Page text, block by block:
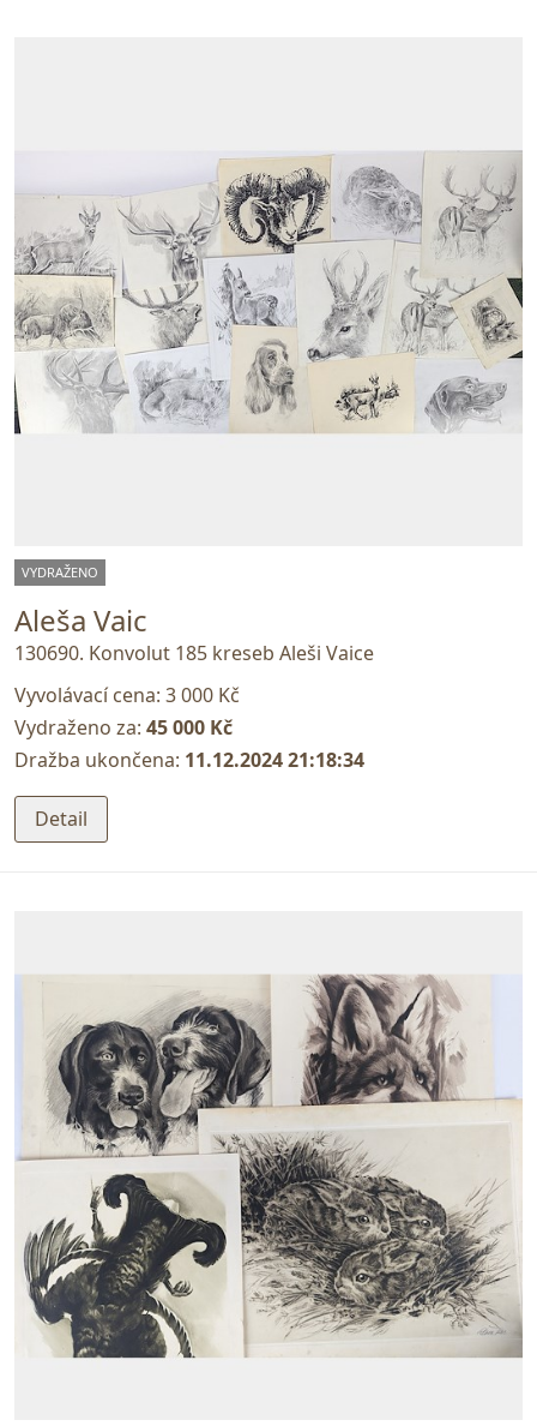
VYDRAŽENO
Aleša Vaic
130690. Konvolut 185 kreseb Aleši Vaice
Vyvolávací cena: 3 000 Kč
Vydraženo za: 45 000 Kč
Dražba ukončena: 11.12.2024 21:18:34
Detail